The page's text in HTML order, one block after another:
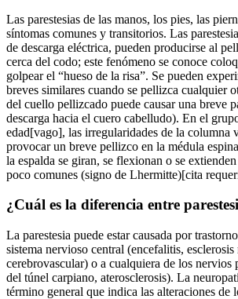
Las parestesias de las manos, los pies, las
síntomas comunes y transitorios. Las
de descarga eléctrica, pueden producirse al
cerca del codo; este fenómeno se conoce
golpear el “hueso de la risa”. Se pueden
breves similares cuando se pellizca cualquier
del cuello pellizcado puede causar una breve
descarga hacia el cuero cabelludo). En el
edad[vago], las irregularidades de la columna
provocar un breve pellizco en la médula
la espalda se giran, se flexionan o se
poco comunes (signo de Lhermitte)[cita
¿Cuál es la diferencia entre
La parestesia puede estar causada por
sistema nervioso central (encefalitis,
cerebrovascular) o a cualquiera de los nervios
del túnel carpiano, aterosclerosis). La
término general que indica las alteraciones de